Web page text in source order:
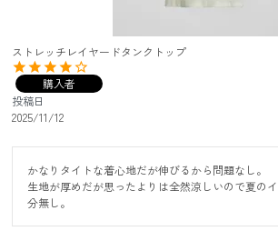
ストレッチレイヤードタンクトップ
購入者
投稿日
2025/11/12
かなりタイトな着心地だが伸びるから問題なし。
生地が厚めだが思ったよりは全然涼しいので夏の
分無し。